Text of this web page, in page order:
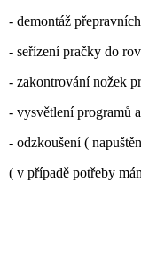
- demontáž
- seřízení pračky do
- zakontrování nožek
- vysvětlení programů
- odzkoušení (
( v případě potřeby